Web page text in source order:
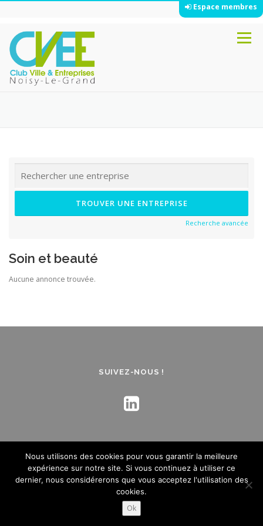
Espace membres
contenu
Menu
Recherche avancée
Soin et beauté
Aucune annonce trouvée.
SUIVEZ-NOUS !
Mentions légales- Crédit :Création de site internet
- Agence
Kynova
Nous utilisons des cookies pour vous garantir la meilleure
expérience sur notre site. Si vous continuez à utiliser ce
dernier, nous considérerons que vous acceptez l'utilisation des
cookies.
Ok